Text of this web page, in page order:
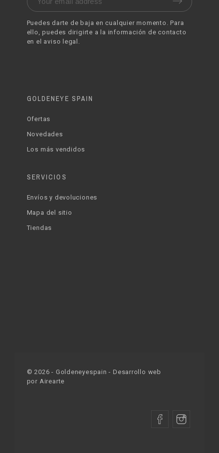
Puedes darte de baja en cualquier momento. Para
ello, puedes dirigirte a la información de contacto
en el aviso legal.
GOLDENEYE SPAIN
Ofertas
Novedades
Los más vendidos
SERVICIOS
Envíos y devoluciones
Mapa del sitio
Tiendas
©2026 - Goldeneyespain - Desarrollo web
por Airearte